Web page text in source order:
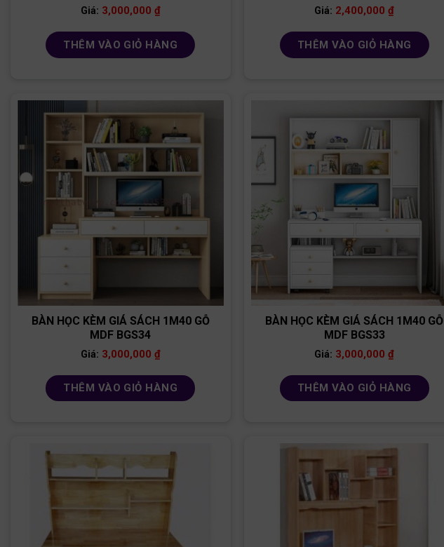
Giá: 3,000,000 ₫
THÊM VÀO GIỎ HÀNG
Giá: 2,400,000₫
THÊM VÀO GIỎ HÀNG
BÀN HỌC KÈM GIÁ SÁCH 1M40 GỖ
MDF BGS34
Giá: 3,000,000 ₫
THÊM VÀO GIỎ HÀNG
BÀN HỌC KÈM GIÁ SÁCH 1M40 GỖ
MDF BGS33
Giá: 3,000,000₫
THÊM VÀO GIỎ HÀNG